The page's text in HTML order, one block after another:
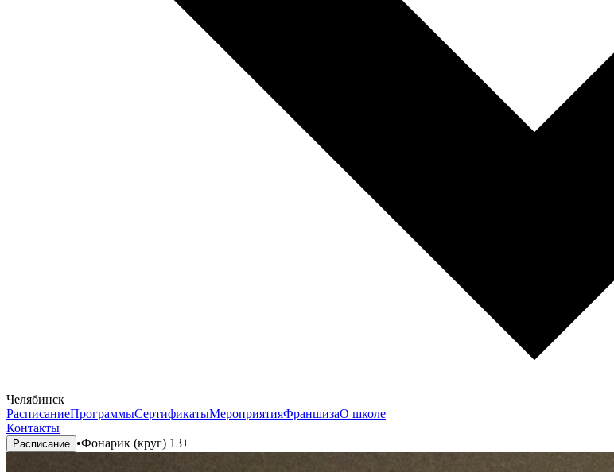
Челябинск
РасписаниеПрограммыСертификатыМероприятияФраншизаО школе
Контакты
Расписание •Фонарик (круг) 13+